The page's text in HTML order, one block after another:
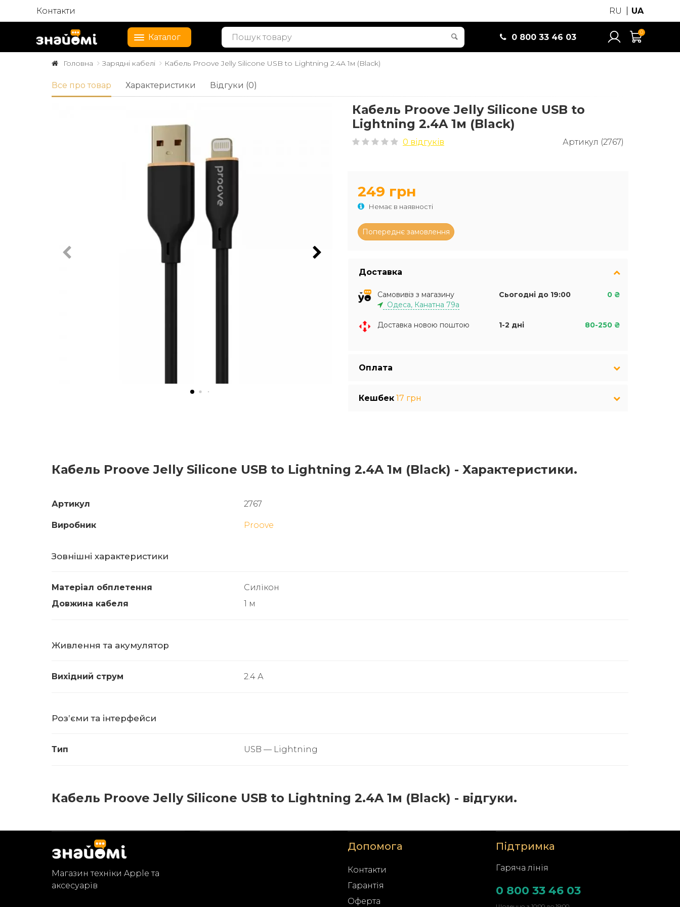
Контакти RU UA
Каталог 0 800 33 46 03
0
Головна Зарядні кабелі Кабель Proove Jelly Silicone USB to Lightning 2.4A 1м (Black)
Все про товар Характеристики Відгуки (0)
Кабель Proove Jelly Silicone USB to
Lightning 2.4A 1м (Black)
0 відгуків Артикул (2767)
249 грн
Немає в наявності
Доставка
Самовивіз з магазину
Одеса, Канатна 79а
Сьогодні до 19:00 0 ₴
Доставка новою поштою 1-2 дні 80-250 ₴
Оплата
Кешбек 17 грн
Кабель Proove Jelly Silicone USB to Lightning 2.4A 1м (Black) - Характеристики.
Артикул 2767
Виробник Proove
Зовнішні характеристики
Матеріал обплетення
Силікон
Довжина кабеля
1 м
Живлення та акумулятор
Вихідний струм 2.4 А
Розʼєми та інтерфейси
Тип USB — Lightning
Кабель Proove Jelly Silicone USB to Lightning 2.4A 1м (Black) - відгуки.
Магазин техніки Apple та
аксесуарів
Допомога
Контакти
Гарантія
Оферта
Підтримка
Гаряча лінія
0 800 33 46 03